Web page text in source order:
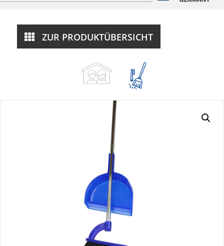
ZUR PRODUKTÜBERSICHT